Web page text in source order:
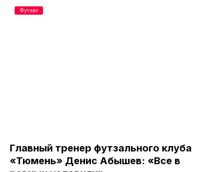
Главный тренер футзального клуба
«Тюмень» Денис Абышев: «Все в
Футзал